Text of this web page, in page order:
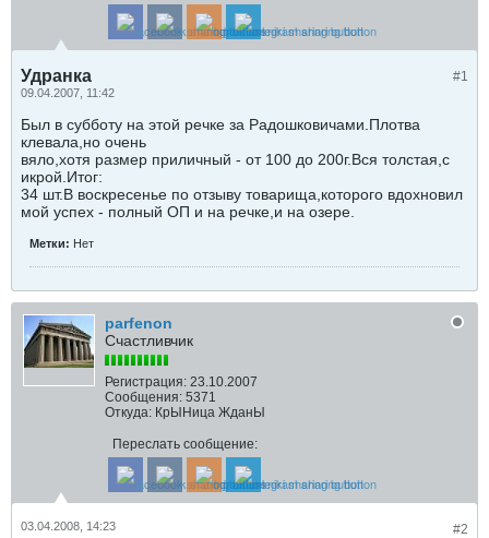
#1
Удранка
09.04.2007, 11:42
Был в субботу на этой речке за Радошковичами.Плотва
клевала,но очень
вяло,хотя размер приличный - от 100 до 200г.Вся толстая,с
икрой.Итог:
34 шт.В воскресенье по отзыву товарища,которого вдохновил
мой успех - полный ОП и на речке,и на озере.
Метки: Нет
parfenon
Счастливчик
Регистрация: 23.10.2007
Сообщения: 5371
Откуда: КрЫНица ЖданЫ
Переслать сообщение:
#2
03.04.2008, 14:23